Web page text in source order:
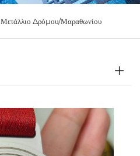
Μετάλλιο Δρόμου/Μαραθωνίου